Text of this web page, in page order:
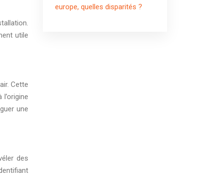
utile
Cette
une
des
europe, quelles disparités ?